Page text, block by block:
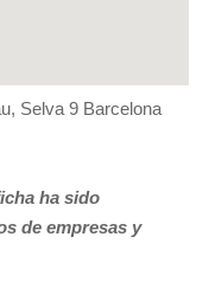
Selva 9 Barcelona
ha sido
de empresas y